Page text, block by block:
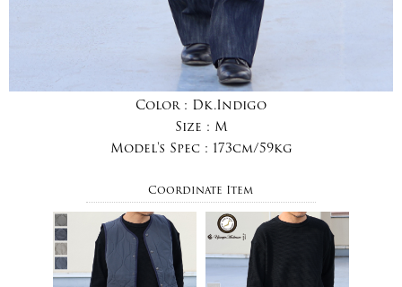
Color : Dk.Indigo
Size : M
Model's Spec : 173cm/59kg
Coordinate Item